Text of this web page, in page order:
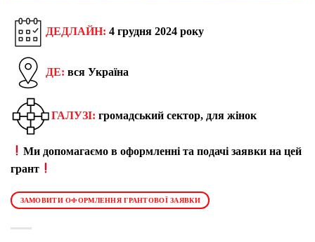
ДЕДЛАЙН: 4 грудня 2024 року
ДЕ: вся Україна
ГАЛУЗІ: громадський сектор, для жінок
Ми допомагаємо в оформленні та подачі заявки на цей
грант
ЗАМОВИТИ ОФОРМЛЕННЯ ГРАНТОВОЇ ЗАЯВКИ